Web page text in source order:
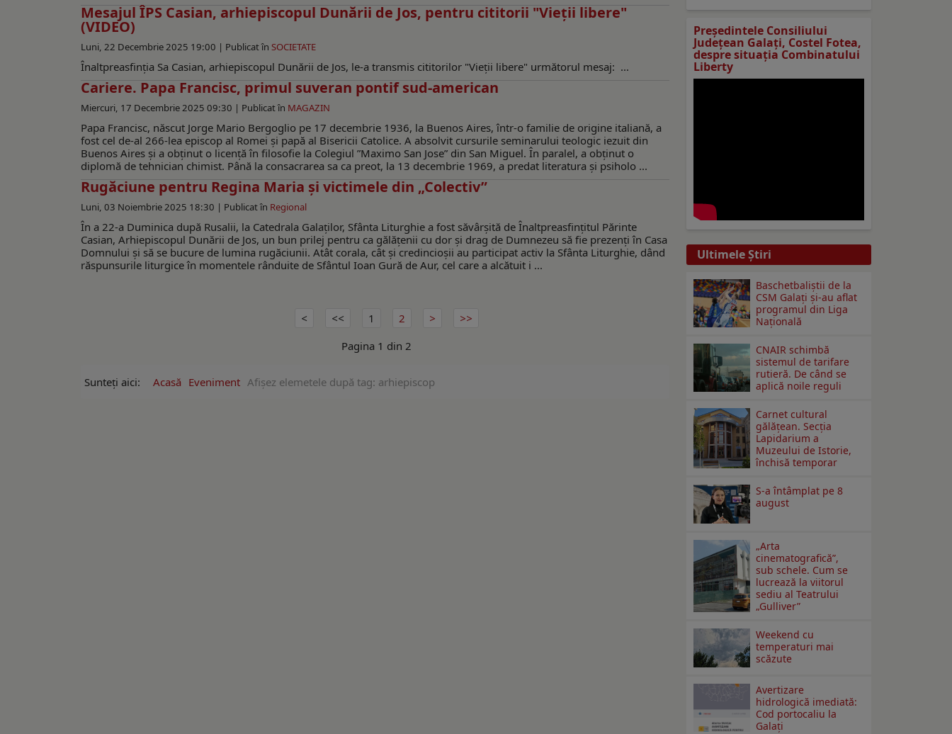
Mesajul ÎPS Casian, arhiepiscopul Dunării de Jos, pentru cititorii "Vieţii libere"
(VIDEO)
Luni, 22 Decembrie 2025 19:00 | Publicat în SOCIETATE
Înaltpreasfinţia Sa Casian, arhiepiscopul Dunării de Jos, le-a transmis cititorilor "Vieţii libere" următorul mesaj: ...
Cariere. Papa Francisc, primul suveran pontif sud-american
Miercuri, 17 Decembrie 2025 09:30 | Publicat în MAGAZIN
Papa Francisc, născut Jorge Mario Bergoglio pe 17 decembrie 1936, la Buenos Aires, într-o familie de origine italiană, a
fost cel de-al 266-lea episcop al Romei și papă al Bisericii Catolice. A absolvit cursurile seminarului teologic iezuit din
Buenos Aires și a obținut o licență în filosofie la Colegiul ”Maximo San Jose” din San Miguel. În paralel, a obținut o
diplomă de tehnician chimist. Până la consacrarea sa ca preot, la 13 decembrie 1969, a predat literatura și psiholo ...
Rugăciune pentru Regina Maria şi victimele din „Colectiv”
Luni, 03 Noiembrie 2025 18:30 | Publicat în Regional
În a 22-a Duminica după Rusalii, la Catedrala Galaților, Sfânta Liturghie a fost săvârșită de Înaltpreasfințitul Părinte
Casian, Arhiepiscopul Dunării de Jos, un bun prilej pentru ca gălățenii cu dor și drag de Dumnezeu să fie prezenți în Casa
Domnului și să se bucure de lumina rugăciunii. Atât corala, cât și credincioșii au participat activ la Sfânta Liturghie, dând
răspunsurile liturgice în momentele rânduite de Sfântul Ioan Gură de Aur, cel care a alcătuit i ...
1
2
Pagina 1 din 2
Sunteți aici: Acasă Eveniment Afişez elemetele după tag: arhiepiscop
Preşedintele Consiliului
Judeţean Galaţi, Costel Fotea,
despre situaţia Combinatului
Liberty
Ultimele Ştiri
Baschetbaliștii de la
CSM Galați și-au aflat
programul din Liga
Națională
CNAIR schimbă
sistemul de tarifare
rutieră. De când se
aplică noile reguli
Carnet cultural
gălăţean. Secţia
Lapidarium a
Muzeului de Istorie,
închisă temporar
S-a întâmplat pe 8
august
„Arta
cinematografică”,
sub schele. Cum se
lucrează la viitorul
sediu al Teatrului
„Gulliver”
Weekend cu
temperaturi mai
scăzute
Avertizare
hidrologică imediată:
Cod portocaliu la
Galaţi